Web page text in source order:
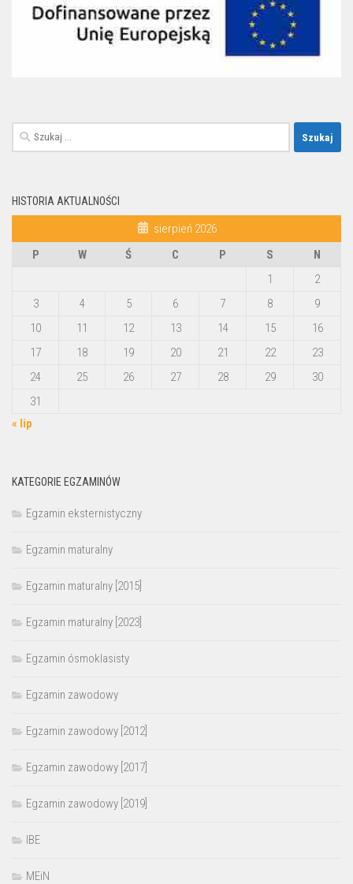
Szukaj:
HISTORIA AKTUALNOŚCI
sierpień 2026
P
W Ś C P S
N
1
2
3
4 5 6 7 8
9
10
11 12 13 14 15
16
17
18 19 20 21 22
23
24
25 26 27 28 29
30
31
« lip
KATEGORIE EGZAMINÓW
Egzamin eksternistyczny
Egzamin maturalny
Egzamin maturalny [2015]
Egzamin maturalny [2023]
Egzamin ósmoklasisty
Egzamin zawodowy
Egzamin zawodowy [2012]
Egzamin zawodowy [2017]
Egzamin zawodowy [2019]
IBE
MEiN